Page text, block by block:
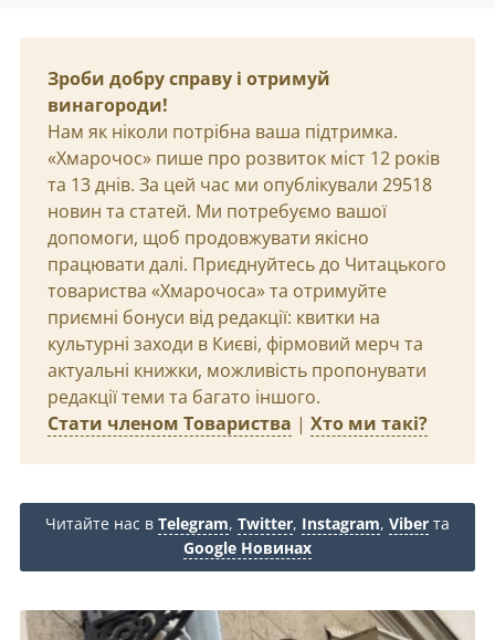
Зроби добру справу і отримуй
винагороди!
Нам як ніколи потрібна ваша підтримка.
«Хмарочос» пише про розвиток міст 12 років
та 13 днів. За цей час ми опублікували 29518
новин та статей. Ми потребуємо вашої
допомоги, щоб продовжувати якісно
працювати далі. Приєднуйтесь до Читацького
товариства «Хмарочоса» та отримуйте
приємні бонуси від редакції: квитки на
культурні заходи в Києві, фірмовий мерч та
актуальні книжки, можливість пропонувати
редакції теми та багато іншого.
Стати членом Товариства | Хто ми такі?
Читайте нас в Telegram, Twitter, Instagram, Viber та
Google Новинах